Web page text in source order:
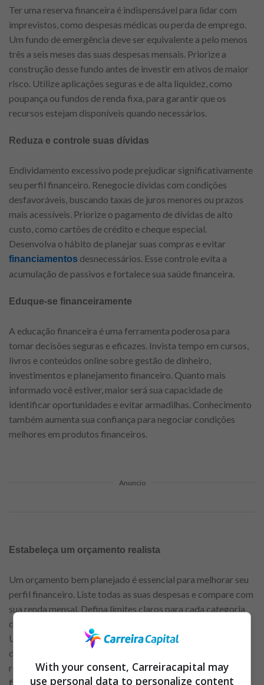
Ter uma reserva financeira é indispensável para lidar com
imprevistos, como despesas médicas ou perda de emprego.
Um fundo de emergência deve ser equivalente a pelo menos
três a seis meses das suas despesas mensais. Priorize a
construção desse fundo antes de investir em ativos de maior
risco. Utilize aplicações seguras e de alta liquidez, como
poupança ou fundos de renda fixa, para garantir que os
recursos estejam disponíveis quando necessários.
Reduza e controle suas dívidas
Endividamento excessivo pode prejudicar significativamente
seu perfil financeiro. Renegocie dívidas com condições
desfavoráveis, buscando taxas de juros menores ou prazos
mais acessíveis. Priorize o pagamento de dívidas de alto
custo, como cartões de crédito e cheque especial.
Desenvolva o hábito de planejar suas compras e evitar
financiamentos desnecessários. Esse controle evita a
acumulação de passivos e fortalece sua saúde financeira.
Eduque-se financeiramente
A educação financeira é uma ferramenta poderosa para
tomar decisões seguras e eficazes. Invista tempo em cursos,
livros e conteúdos online sobre gestão de dinheiro,
investimentos e planejamento financeiro. Quanto mais
informado você estiver, maior será sua capacidade de
identificar oportunidades e evitar armadilhas. Conhecimento
também aumenta sua confiança para negociar condições
melhores em produtos financeiros.
Anuncio
Estabeleça um orçamento realista
Um orçamento bem planejado é essencial para melhorar seu
perfil financeiro. Liste todas as suas despesas e compare com
sua renda mensal. Defina limites claros para cada categoria
de gasto, priorizando itens essenciais e evitando excessos.
Um orçamento realista ajuda a manter o controle, evita
déficits e direciona recursos para suas metas. Atualize-o
regularmente para refletir mudanças na sua situação
financeira.
With your consent, Carreiracapital may
use personal data to personalize content